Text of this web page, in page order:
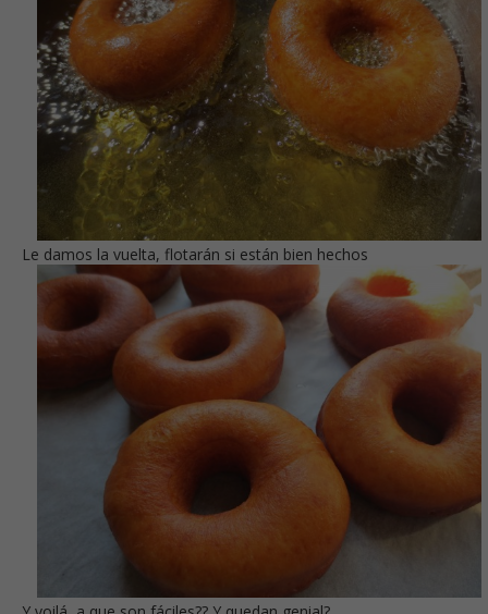
Le damos la vuelta, flotarán si están bien hechos